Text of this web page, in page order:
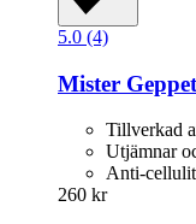
5.0 (4)
Mister
Tillverkad
Utjämnar
Anti-
260 kr